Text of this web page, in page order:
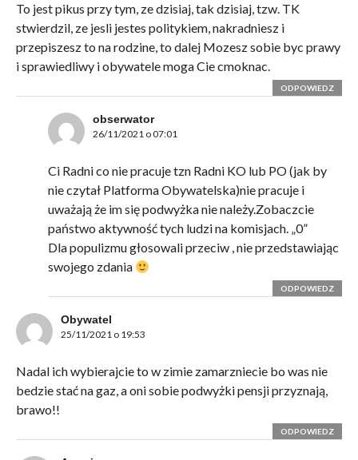
To jest pikus przy tym, ze dzisiaj, tak dzisiaj, tzw. TK
stwierdzil, ze jesli jestes politykiem, nakradniesz i
przepiszesz to na rodzine, to dalej Mozesz sobie byc prawy
i sprawiedliwy i obywatele moga Cie cmoknac.
ODPOWIEDZ
obserwator
26/11/2021 o 07:01
Ci Radni co nie pracuje tzn Radni KO lub PO (jak by
nie czytał Platforma Obywatelska)nie pracuje i
uważają że im się podwyżka nie należy.Zobaczcie
państwo aktywność tych ludzi na komisjach. „0”
Dla populizmu głosowali przeciw , nie przedstawiając
swojego zdania
ODPOWIEDZ
Obywatel
25/11/2021 o 19:53
Nadal ich wybierajcie to w zimie zamarzniecie bo was nie
bedzie stać na gaz, a oni sobie podwyżki pensji przyznają,
brawo!!
ODPOWIEDZ